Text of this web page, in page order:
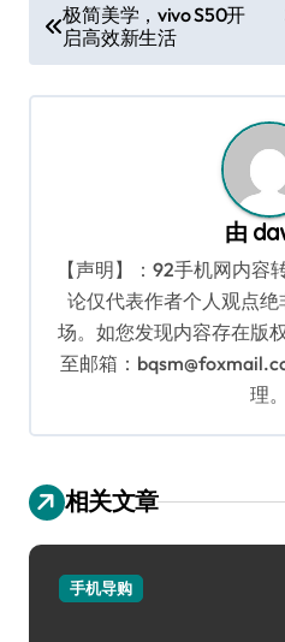
章
导
极简美学，vivo S50开
启高效新生活
由
【声明】：92手机网内
论仅代表作者个人观点
场。如您发现内容存在版
至邮箱：
理。
相关文章
手机导购